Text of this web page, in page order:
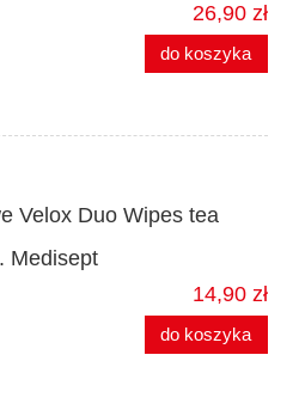
26,90 zł
do koszyka
Velox Duo Wipes tea
Medisept
14,90 zł
do koszyka